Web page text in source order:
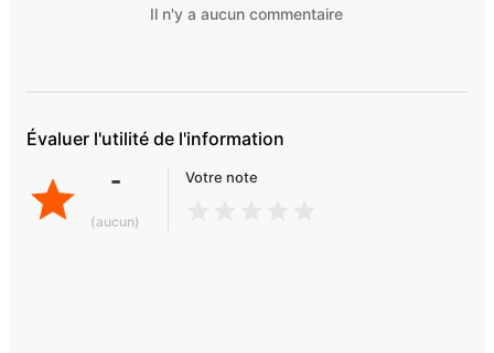
Il n'y a aucun commentaire
Évaluer l'utilité de l'information
-
(aucun)
Votre note